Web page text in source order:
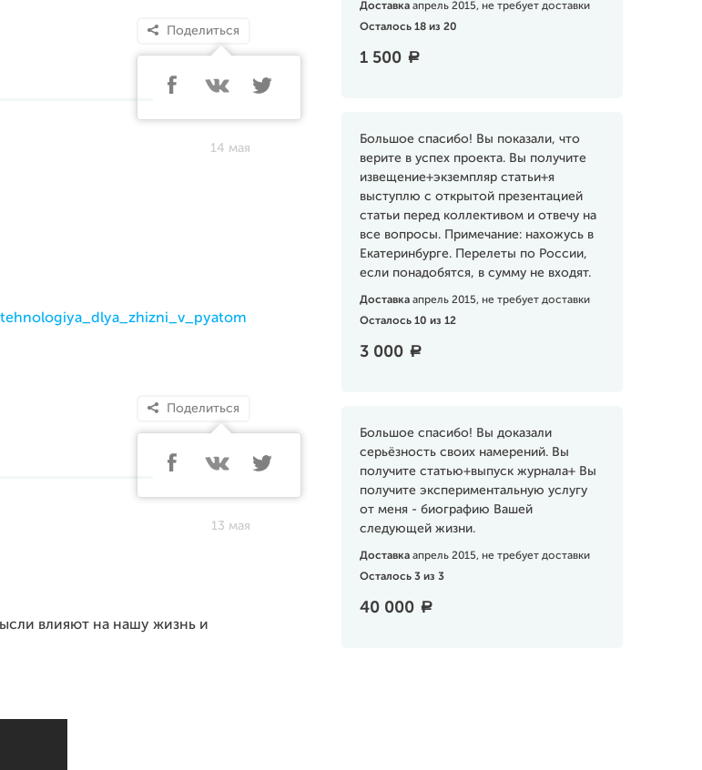
Доставка апрель 2015, не требует доставки
Осталось 18 из 20
1 500 a
Большое спасибо! Вы показали, что
верите в успех проекта. Вы получите
извещение+экземпляр статьи+я
выступлю с открытой презентацией
статьи перед коллективом и отвечу на
все вопросы. Примечание: нахожусь в
Екатеринбурге. Перелеты по России,
если понадобятся, в сумму не входят.
Доставка апрель 2015, не требует доставки
Осталось 10 из 12
3 000 a
Большое спасибо! Вы доказали
серьёзность своих намерений. Вы
получите статью+выпуск журнала+ Вы
получите экспериментальную услугу
от меня - биографию Вашей
следующей жизни.
Доставка апрель 2015, не требует доставки
Осталось 3 из 3
40 000 a
Поделиться
14 мая
Поделиться
13 мая
влияют на нашу жизнь и